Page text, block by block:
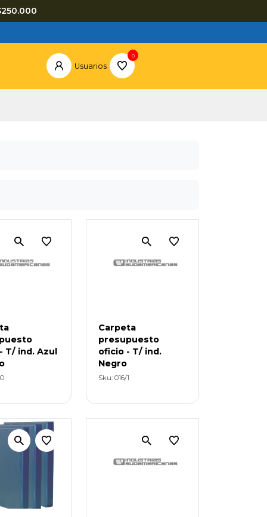
Usuarios
0
T/ ind. Azul
Carpeta
presupuesto
oficio - T/ ind.
Negro
Sku: 016/1